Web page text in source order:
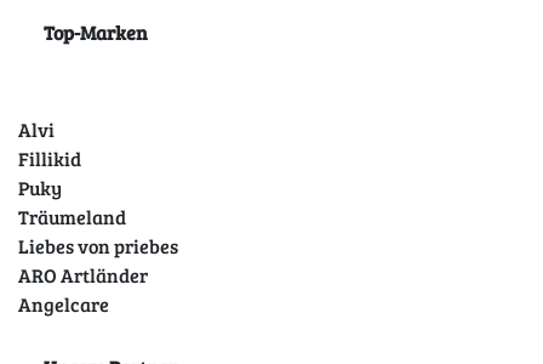
Top-Marken
Alvi
Fillikid
Puky
Träumeland
Liebes von priebes
ARO Artländer
Angelcare